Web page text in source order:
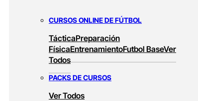
CURSOS ONLINE DE FÚTBOL
TácticaPreparación
FísicaEntrenamientoFutbol BaseVer
Todos
PACKS DE CURSOS
Ver Todos